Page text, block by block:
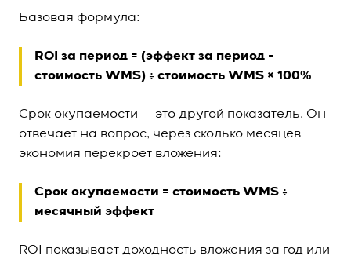
Базовая формула:
ROI за период = (эффект за период −
стоимость WMS) ÷ стоимость WMS × 100%
Срок окупаемости — это другой показатель. Он
отвечает на вопрос, через сколько месяцев
экономия перекроет вложения:
Срок окупаемости = стоимость WMS ÷
месячный эффект
ROI показывает доходность вложения за год или